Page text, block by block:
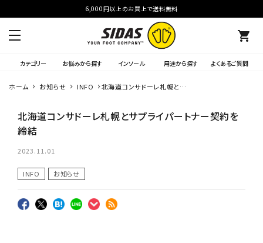
6,000円以上のお買上で送料無料
shopping_cart
カテゴリー お悩みから探す インソール 用途から探す よくあるご質問
ホーム お知らせ INFO
北海道コンサドーレ札幌とサ
北海道コンサドーレ札幌とサプライパートナー契約を
締結
2023.11.01
INFO お知らせ